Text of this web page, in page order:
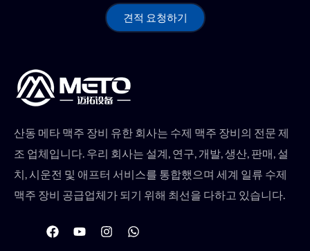
견적 요청하기
산동 메타 맥주 장비 유한 회사는 수제 맥주 장비의 전문 제
조 업체입니다. 우리 회사는 설계, 연구, 개발, 생산, 판매, 설
치, 시운전 및 애프터 서비스를 통합했으며 세계 일류 수제
맥주 장비 공급업체가 되기 위해 최선을 다하고 있습니다.
F
a
유
튜
인
스
W
h